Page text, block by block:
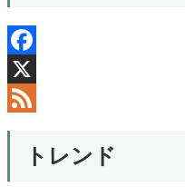
Facebook
X
トレンド